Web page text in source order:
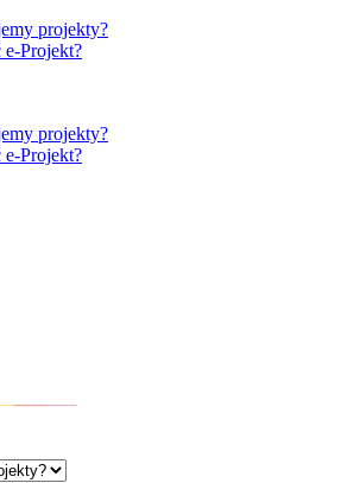
projekty?
e-Projekt?
projekty?
e-Projekt?